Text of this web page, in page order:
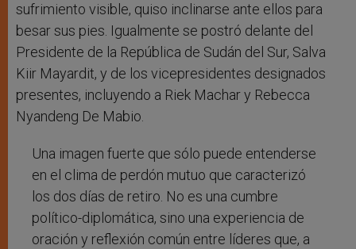
sufrimiento visible, quiso inclinarse ante ellos para
besar sus pies. Igualmente se postró delante del
Presidente de la República de Sudán del Sur, Salva
Kiir Mayardit, y de los vicepresidentes designados
presentes, incluyendo a Riek Machar y Rebecca
Nyandeng De Mabio.
Una imagen fuerte que sólo puede entenderse
en el clima de perdón mutuo que caracterizó
los dos días de retiro. No es una cumbre
político-diplomática, sino una experiencia de
oración y reflexión común entre líderes que, a